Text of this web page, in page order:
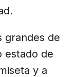
grandes de
estado de
y a